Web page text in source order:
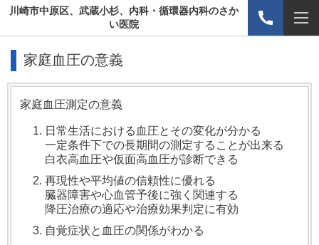
川崎市中原区、武蔵小杉、内科・循環器内科のさか
い医院
家庭血圧の意義
家庭血圧測定の意義
日常生活における血圧とその変化が分かる
一定条件下での長期間の測定することが出来る
白衣高血圧や仮面高血圧が診断できる
再現性や平均値の信頼性に優れる
臓器障害や心血管予後に強く関連する
降圧治療の適応や治療効果判定に有効
自覚症状と血圧の関係がわかる